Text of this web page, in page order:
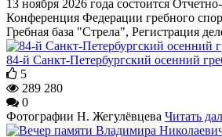
13 ноября 2026 года состоится
Конференция Федерации гребного
Гребная база "Стрела", Регистрация
84-й Санкт-Петербургский осенний
5
289 280
0
Фотографии Н. Жегулёвцева Читать